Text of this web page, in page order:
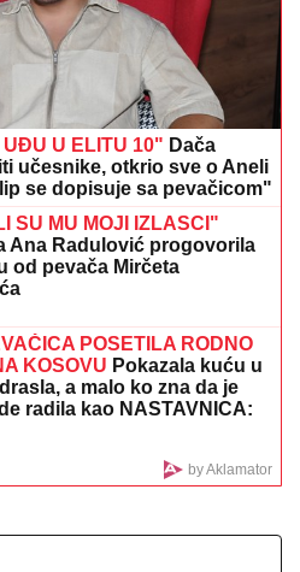
UĐU U ELITU 10" Dača
učesnike, otkrio sve o Aneli
se dopisuje sa pevačicom"
SU MU MOJI IZLASCI"
Ana Radulović progovorila
od pevača Mirčeta
POSETILA RODNO
KOSOVU Pokazala kuću u
a malo ko zna da je
radila kao NASTAVNICA:
by Aklamator